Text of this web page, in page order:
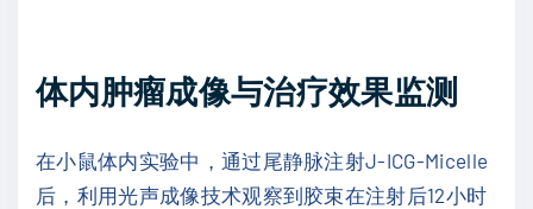
体内肿瘤成像与治疗效果监测
在小鼠体内实验中，通过尾静脉注射J-ICG-Micelle
后，利用光声成像技术观察到胶束在注射后12小时